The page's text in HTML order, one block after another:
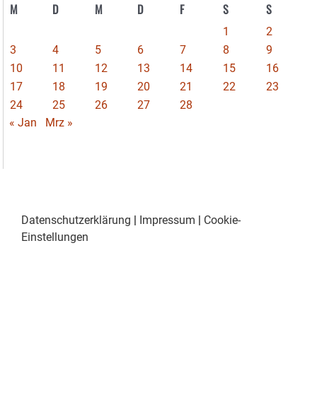
M D M D F S S
1
2
3
4 5 6 7 8
9
10
11 12 13 14 15
16
17
18 19 20 21 22
23
24
25 26 27
28
« Jan
Mrz »
Datenschutzerklärung | Impressum | Cookie-
Einstellungen